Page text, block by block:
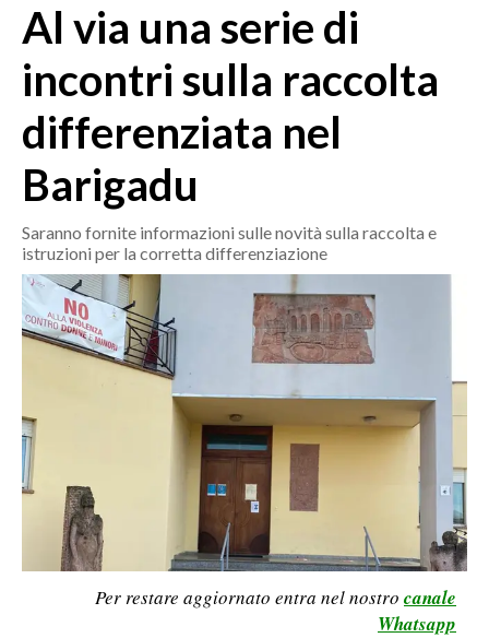
ORISTANO E PROVINCIA
GALLURA
NUORO E PROVINCIA
OGLIASTRA
AGENDA
CRONACA
ITALIA
MONDO
POLITICA
SERVIZI ALLE IMPRESE
LAVORO
BANDI
Al via una serie di
incontri sulla raccolta
differenziata nel
Barigadu
Saranno fornite informazioni sulle novità sulla raccolta e
istruzioni per la corretta differenziazione
Per restare aggiornato entra nel nostro canale
Whatsapp